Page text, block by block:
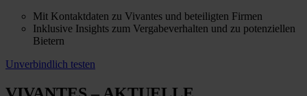
Mit Kontaktdaten zu Vivantes und beteiligten Firmen
Inklusive Insights zum Vergabeverhalten und zu potenziellen
Bietern
Unverbindlich testen